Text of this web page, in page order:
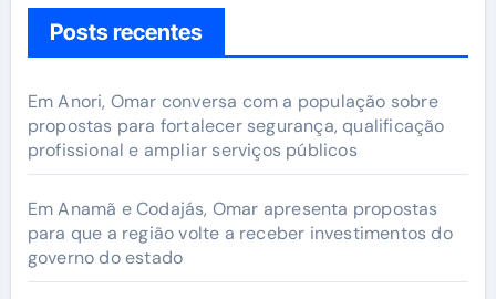
Posts recentes
Em Anori, Omar conversa com a população sobre
propostas para fortalecer segurança, qualificação
profissional e ampliar serviços públicos
Em Anamã e Codajás, Omar apresenta propostas
para que a região volte a receber investimentos do
governo do estado